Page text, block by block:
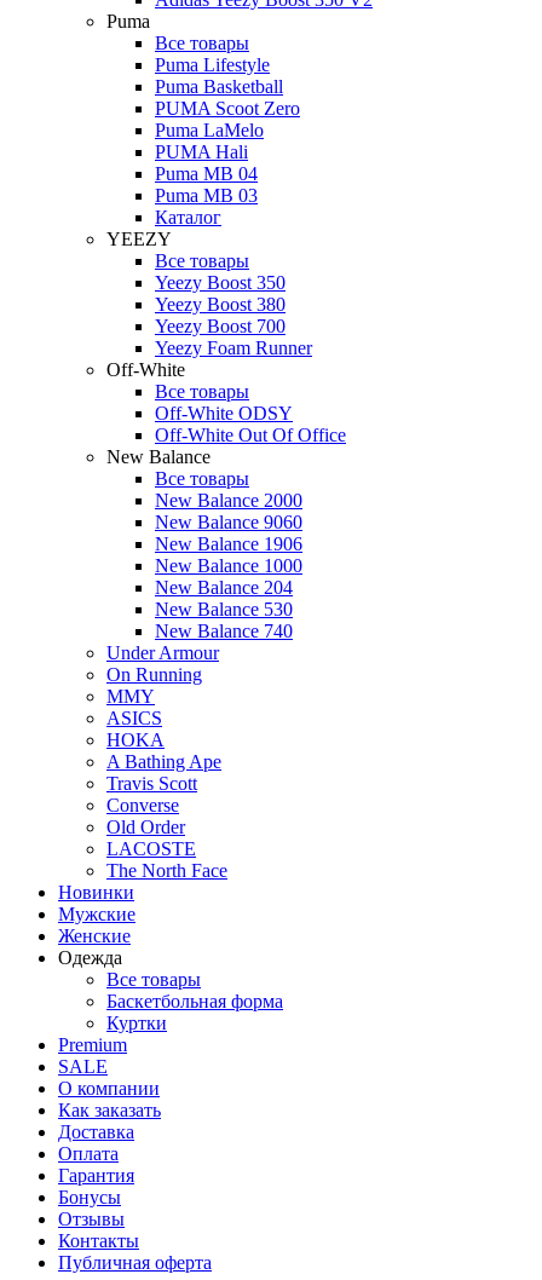
Puma
Все товары
Puma Lifestyle
Puma Basketball
PUMA Scoot Zero
Puma LaMelo
PUMA Hali
Puma MB 04
Puma MB 03
Каталог
YEEZY
Все товары
Yeezy Boost 350
Yeezy Boost 380
Yeezy Boost 700
Yeezy Foam Runner
Off-White
Все товары
Off-White ODSY
Off-White Out Of Office
New Balance
Все товары
New Balance 2000
New Balance 9060
New Balance 1906
New Balance 1000
New Balance 204
New Balance 530
New Balance 740
Under Armour
On Running
MMY
ASICS
HOKA
A Bathing Ape
Travis Scott
Converse
Old Order
LACOSTE
The North Face
Новинки
Мужские
Женские
Одежда
Все товары
Баскетбольная форма
Куртки
Premium
SALE
О компании
Как заказать
Доставка
Оплата
Гарантия
Бонусы
Отзывы
Контакты
Публичная оферта